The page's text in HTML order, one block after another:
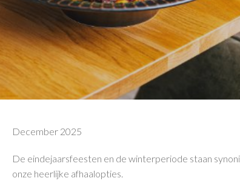
December 2025
De eindejaarsfeesten en de winterperiode staan
onze heerlijke afhaalopties.